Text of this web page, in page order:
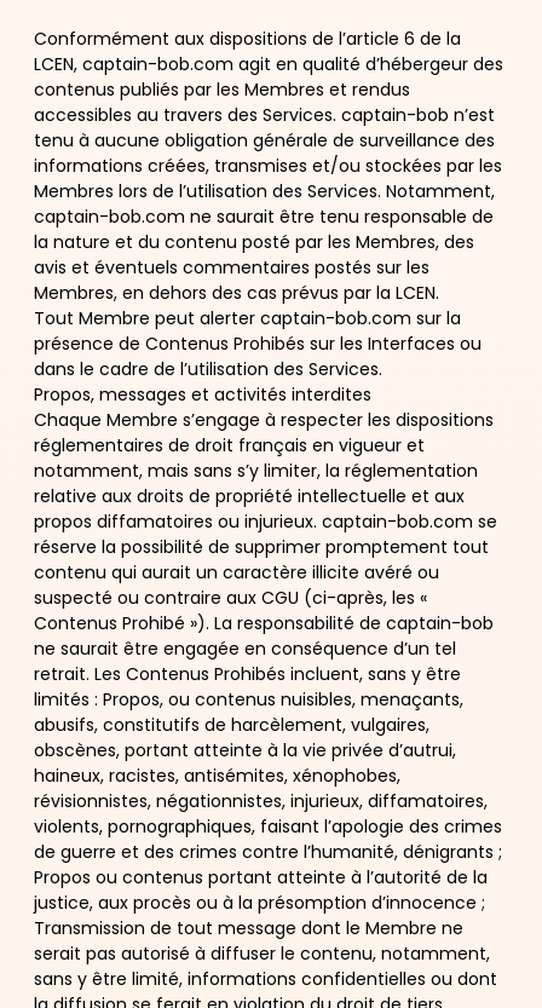
Conformément aux dispositions de l’article 6 de la
LCEN, captain-bob.com agit en qualité d’hébergeur des
contenus publiés par les Membres et rendus
accessibles au travers des Services. captain-bob n’est
tenu à aucune obligation générale de surveillance des
informations créées, transmises et/ou stockées par les
Membres lors de l’utilisation des Services. Notamment,
captain-bob.com ne saurait être tenu responsable de
la nature et du contenu posté par les Membres, des
avis et éventuels commentaires postés sur les
Membres, en dehors des cas prévus par la LCEN.
Tout Membre peut alerter captain-bob.com sur la
présence de Contenus Prohibés sur les Interfaces ou
dans le cadre de l’utilisation des Services.
Propos, messages et activités interdites
Chaque Membre s’engage à respecter les dispositions
réglementaires de droit français en vigueur et
notamment, mais sans s’y limiter, la réglementation
relative aux droits de propriété intellectuelle et aux
propos diffamatoires ou injurieux. captain-bob.com se
réserve la possibilité de supprimer promptement tout
contenu qui aurait un caractère illicite avéré ou
suspecté ou contraire aux CGU (ci-après, les «
Contenus Prohibé »). La responsabilité de captain-bob
ne saurait être engagée en conséquence d’un tel
retrait. Les Contenus Prohibés incluent, sans y être
limités : Propos, ou contenus nuisibles, menaçants,
abusifs, constitutifs de harcèlement, vulgaires,
obscènes, portant atteinte à la vie privée d’autrui,
haineux, racistes, antisémites, xénophobes,
révisionnistes, négationnistes, injurieux, diffamatoires,
violents, pornographiques, faisant l’apologie des crimes
de guerre et des crimes contre l’humanité, dénigrants ;
Propos ou contenus portant atteinte à l’autorité de la
justice, aux procès ou à la présomption d’innocence ;
Transmission de tout message dont le Membre ne
serait pas autorisé à diffuser le contenu, notamment,
sans y être limité, informations confidentielles ou dont